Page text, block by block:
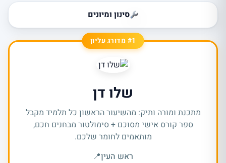
סינון ומיונים
#1 מדורג עליון
שלו דן
מתכנת ומורה ותיק: מהשיעור הראשון כל תלמיד מקבל
ספר קורס אישי מסוכם + סימולטור מבחנים חכם,
מותאמים לחומר שלכם.
ראש העין📍